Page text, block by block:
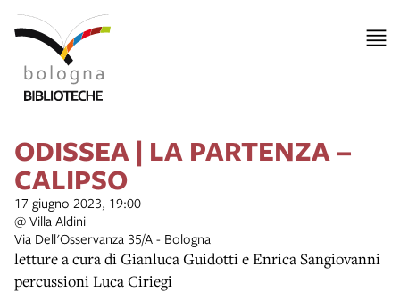
ODISSEA | LA PARTENZA –
CALIPSO
17 giugno 2023, 19:00
@ Villa Aldini
Via Dell'Osservanza 35/A - Bologna
letture a cura di Gianluca Guidotti e Enrica Sangiovanni
percussioni Luca Ciriegi